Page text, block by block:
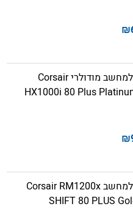
₪
ספק כוח למחשב מודולרי Corsair
HX1000i 80 Plus
₪
ספק כוח למחשב Corsair RM1200x
SHIFT 80 PLUS